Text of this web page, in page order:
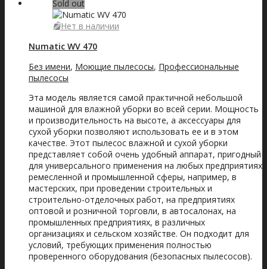
Sold out
Нет в наличии
Numatic WV 470
Без имени, Моющие пылесосы, Профессиональные
пылесосы
Эта модель является самой практичной небольшой
машиной для влажной уборки во всей серии. Мощность
и производительность на высоте, а аксессуары для
сухой уборки позволяют использовать ее и в этом
качестве. Этот пылесос влажной и сухой уборки
представляет собой очень удобный аппарат, пригодный
для универсального применения на любых предприятиях
ремесленной и промышленной сферы, например, в
мастерских, при проведении строительных и
строительно-отделочных работ, на предприятиях
оптовой и розничной торговли, в автосалонах, на
промышленных предприятиях, в различных
организациях и сельском хозяйстве. Он подходит для
условий, требующих применения полностью
проверенного оборудования (безопасных пылесосов).